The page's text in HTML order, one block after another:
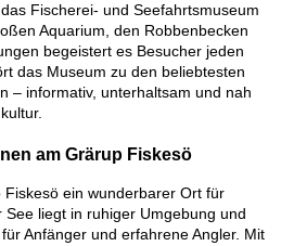
Fischerei- und Seefahrtsmuseum
Aquarium, den Robbenbecken
begeistert es Besucher jeden
das Museum zu den beliebtesten
– informativ, unterhaltsam und nah
am Grärup Fiskesö
ein wunderbarer Ort für
liegt in ruhiger Umgebung und
Anfänger und erfahrene Angler. Mit